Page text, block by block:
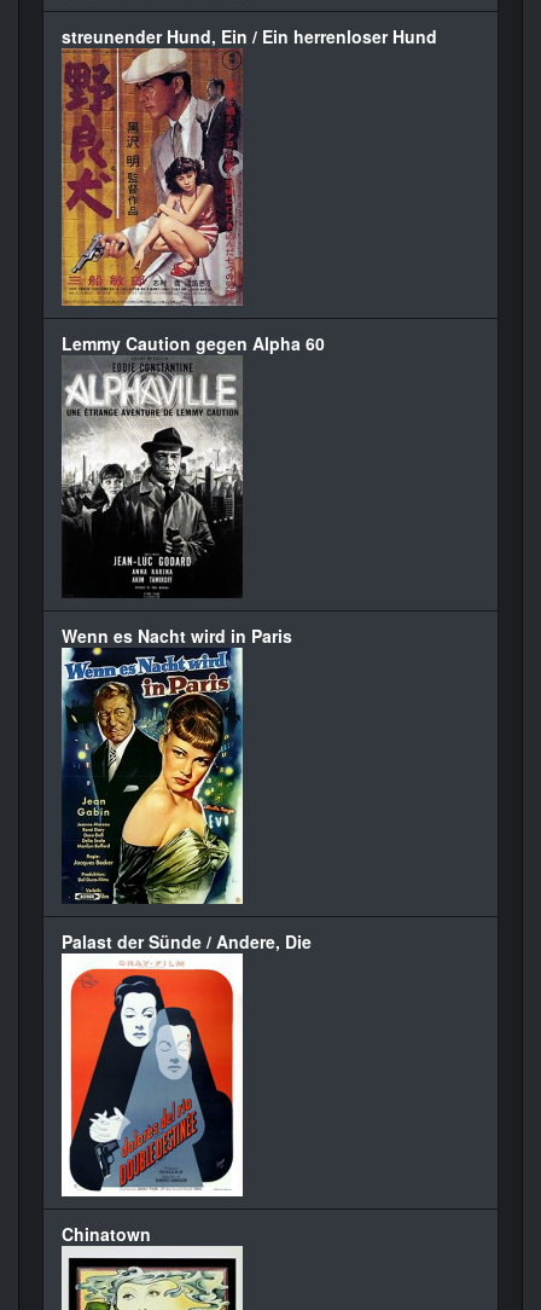
streunender Hund, Ein / Ein herrenloser Hund
Lemmy Caution gegen Alpha 60
Wenn es Nacht wird in Paris
Palast der Sünde / Andere, Die
Chinatown